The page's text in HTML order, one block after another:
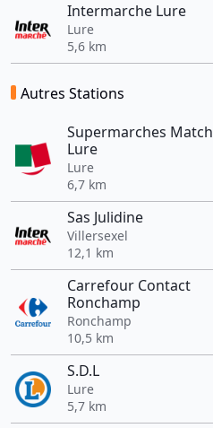
Intermarche Lure
Lure
5,6 km
Autres Stations
Supermarches Match
Lure
Lure
6,7 km
Sas Julidine
Villersexel
12,1 km
Carrefour Contact
Ronchamp
Ronchamp
10,5 km
S.D.L
Lure
5,7 km